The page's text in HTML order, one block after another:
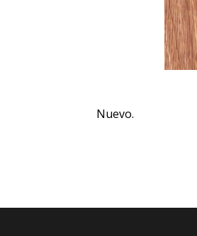
Nuevo.